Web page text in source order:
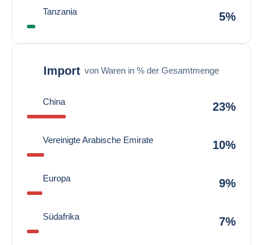
Tanzania 5%
Import von Waren in % der Gesamtmenge
China 23%
Vereinigte Arabische Emirate 10%
Europa 9%
Südafrika 7%